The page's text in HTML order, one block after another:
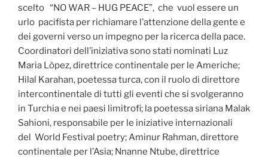
scelto “NO WAR – HUG PEACE”, che vuol essere un
urlo pacifista per richiamare l’attenzione della gente e
dei governi verso un impegno per la ricerca della pace.
Coordinatori dell’iniziativa sono stati nominati Luz
Maria Lòpez, direttrice continentale per le Americhe;
Hilal Karahan, poetessa turca, con il ruolo di direttore
intercontinentale di tutti gli eventi che si svolgeranno
in Turchia e nei paesi limitrofi; la poetessa siriana Malak
Sahioni, responsabile per le iniziative internazionali
del World Festival poetry; Aminur Rahman, direttore
continentale per l’Asia; Nnanne Ntube, direttrice